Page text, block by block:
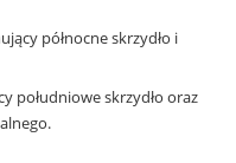
północne skrzydło i
południowe skrzydło oraz